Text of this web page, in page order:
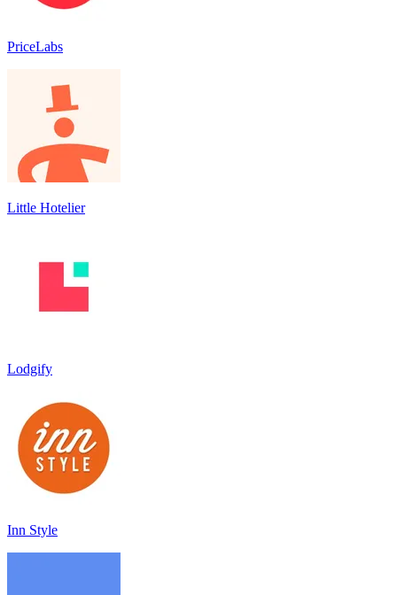
PriceLabs
Little Hotelier
Lodgify
Inn Style